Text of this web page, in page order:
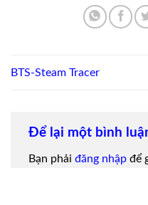
BTS-Steam Tracer
Để lại một bình
Bạn phải đăng nhập để